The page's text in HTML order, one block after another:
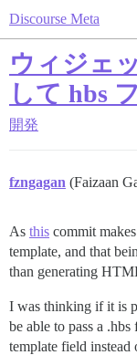
Discourse Meta
ウィジェ
して hbs
開発
fzngagan (Faizaan
As this commit
template, and that
than generating
I was thinking if it is
be able to pass a
template field instead